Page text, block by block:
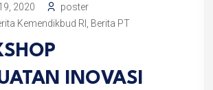
2020
poster
Kemendikbud RI Berita PT
INOVASI